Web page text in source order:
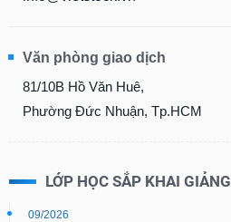
Văn phòng giao dịch
81/10B Hồ Văn Huê,
Phường Đức Nhuận, Tp.HCM
LỚP HỌC SẮP KHAI GIẢNG
09/2026